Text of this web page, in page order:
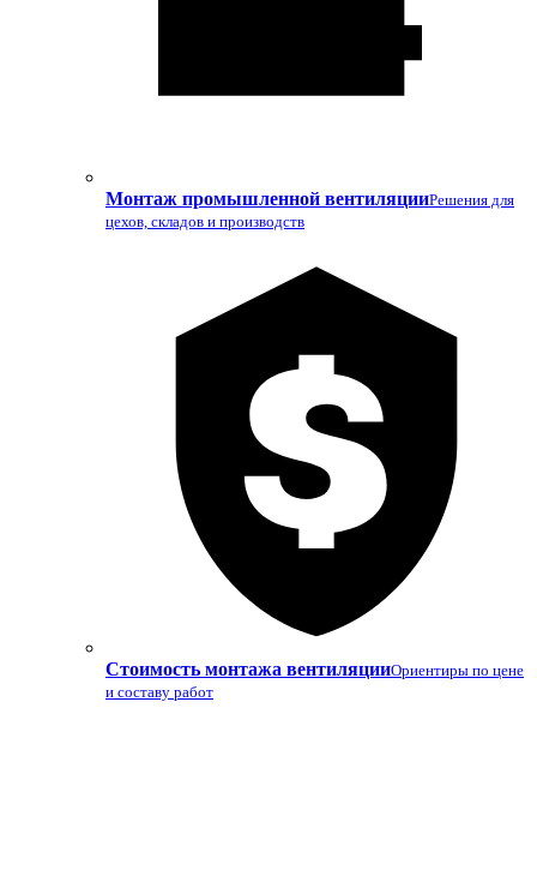
Монтаж промышленной вентиляцииРешения для
цехов, складов и производств
Стоимость монтажа вентиляцииОриентиры по цене
и составу работ